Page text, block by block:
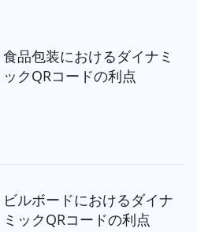
食品包装におけるダイナミ
ックQRコードの利点
ビルボードにおけるダイナ
ミックQRコードの利点